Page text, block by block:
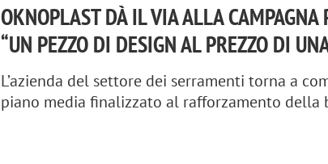
OKNOPLAST DÀ IL VIA ALLA
“UN PEZZO DI DESIGN AL PREZZO DI
L’azienda del settore dei serramenti torna a
piano media finalizzato al rafforzamento della